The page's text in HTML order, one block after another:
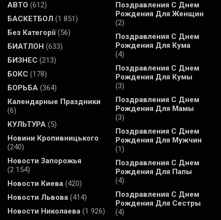
АВТО (612)
БАСКЕТБОЛ (1 851)
Без Категорії(56)
БИАТЛОН (633)
БИЗНЕС (213)
БОКС (178)
БОРЬБА (364)
Календарные Праздники
(6)
КУЛЬТУРА (5)
Новини Кропивницького
(240)
Новости Запорожья
(2 154)
Новости Киева (420)
Новости Львова (414)
Новости Николаева (1 926)
Поздравления С Днем
Рождения Для Женщин
(2)
Поздравления С Днем
Рождения Для Кума
(4)
Поздравления С Днем
Рождения Для Кумы
(3)
Поздравления С Днем
Рождения Для Мамы
(3)
Поздравления С Днем
Рождения Для Мужчин
(1)
Поздравления С Днем
Рождения Для Папы
(4)
Поздравления С Днем
Рождения Для Сестры
(4)